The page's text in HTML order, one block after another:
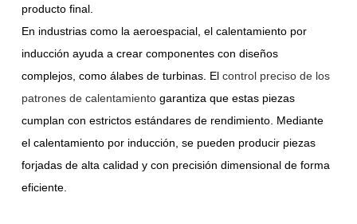
producto final.
En industrias como la aeroespacial, el calentamiento por
inducción ayuda a crear componentes con diseños
complejos, como álabes de turbinas. El control preciso de los
patrones de calentamiento garantiza que estas piezas
cumplan con estrictos estándares de rendimiento. Mediante
el calentamiento por inducción, se pueden producir piezas
forjadas de alta calidad y con precisión dimensional de forma
eficiente.